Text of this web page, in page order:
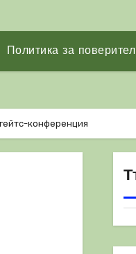
Политика за
конференция